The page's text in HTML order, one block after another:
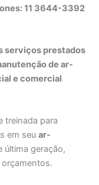
11 3644-3392
serviços prestados
de ar-
e comercial
treinada para
em seuar-
última geração,